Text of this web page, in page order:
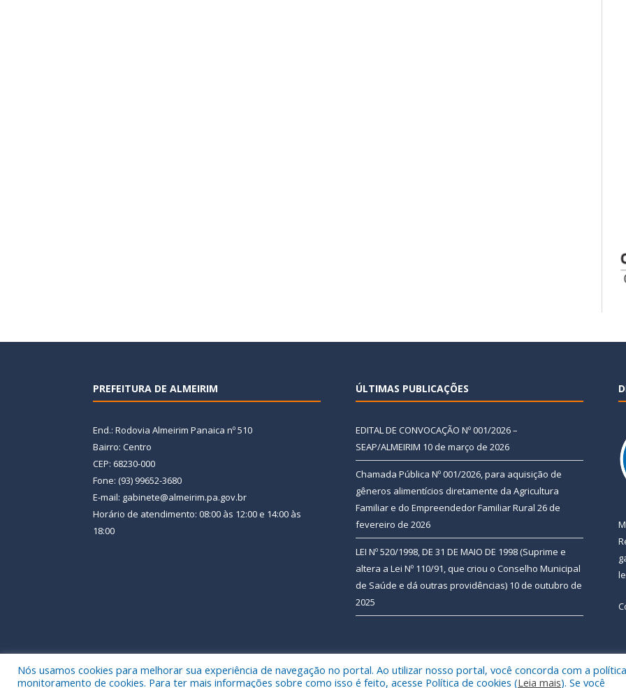
PREFEITURA DE ALMEIRIM
End.: Rodovia Almeirim Panaica nº 510
Bairro: Centro
CEP: 68230-000
Fone: (93) 99652-3680
E-mail: gabinete@almeirim.pa.gov.br
Horário de atendimento: 08:00 às 12:00 e 14:00 às
18:00
ÚLTIMAS PUBLICAÇÕES
EDITAL DE CONVOCAÇÃO Nº 001/2026 –
SEAP/ALMEIRIM 10 de março de 2026
Chamada Pública Nº 001/2026, para aquisição de
gêneros alimentícios diretamente da Agricultura
Familiar e do Empreendedor Familiar Rural 26 de
fevereiro de 2026
LEI Nº 520/1998, DE 31 DE MAIO DE 1998 (Suprime e
altera a Lei Nº 110/91, que criou o Conselho Municipal
de Saúde e dá outras providências) 10 de outubro de
2025
Todos os direitos reservados a Prefeitura Municipal de Almeirim. Mapa do Site
Nós usamos cookies para melhorar sua experiência de navegação no portal. Ao utilizar nosso portal, você concorda com a
monitoramento de cookies. Para ter mais informações sobre como isso é feito, acesse Política de cookies (Leia mais). Se você